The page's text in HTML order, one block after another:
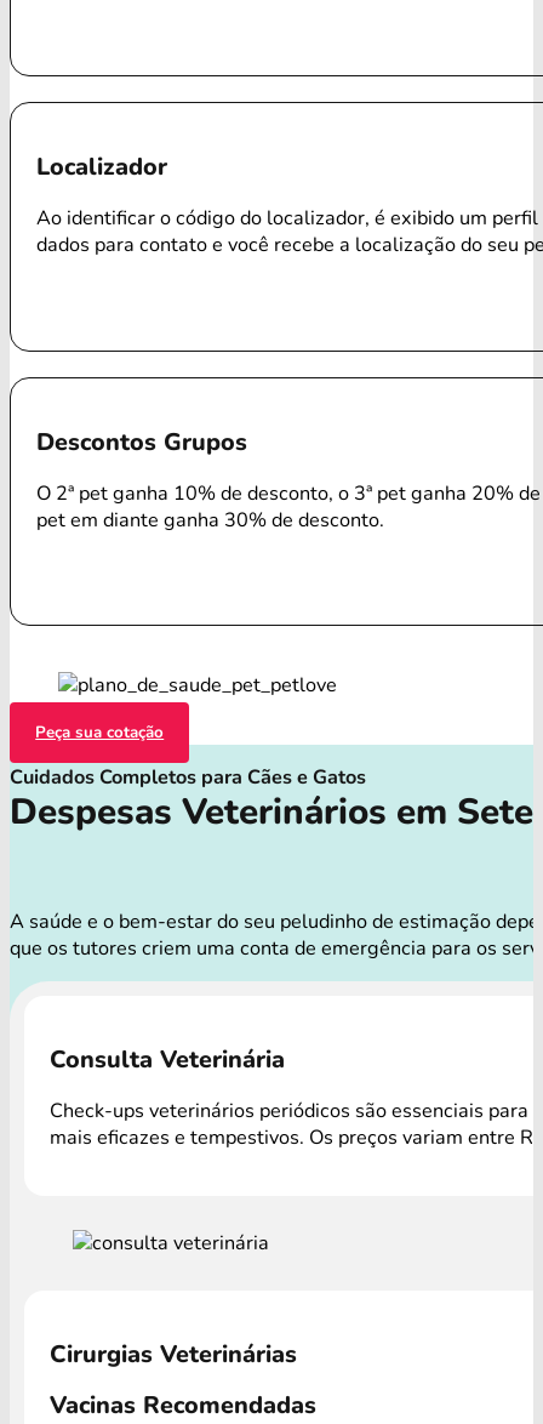
Localizador
Ao identificar o código do localizador, é exibido um perfil
dados para contato e você recebe a localização do seu
Descontos Grupos
O 2ª pet ganha 10% de desconto, o 3ª pet ganha 20%
pet em diante ganha 30% de desconto.
Peça sua cotação
Cuidados Completos para Cães e Gatos
Despesas Veterinários em
A saúde e o bem-estar do seu peludinho de estimação
que os tutores criem uma conta de emergência para os
Consulta Veterinária
Check-ups veterinários periódicos são essenciais
mais eficazes e tempestivos. Os preços variam entre
Cirurgias Veterinárias
Vacinas Recomendadas